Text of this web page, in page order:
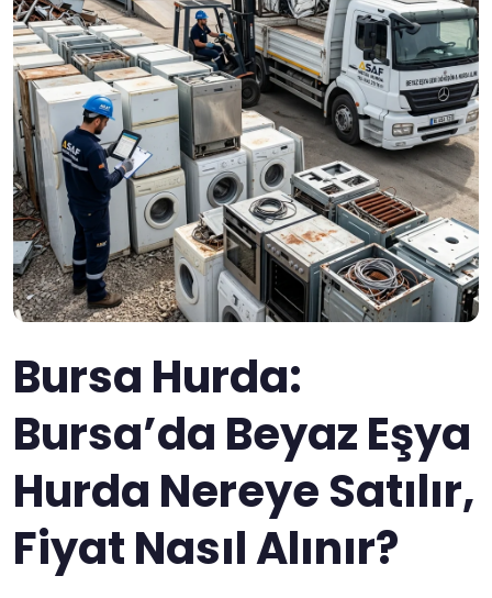
Bursa Hurda:
Bursa’da Beyaz Eşya
Hurda Nereye Satılır,
Fiyat Nasıl Alınır?